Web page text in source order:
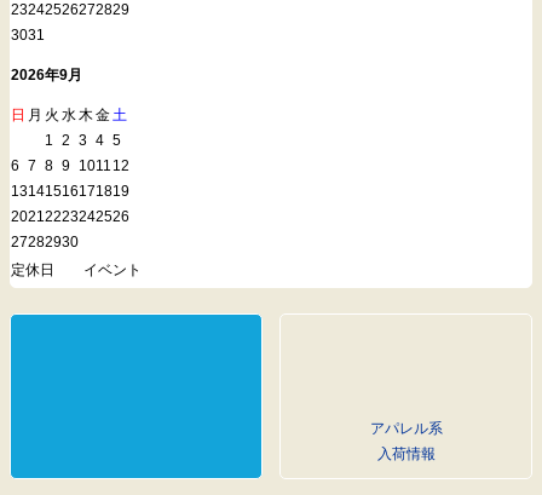
23242526272829
3031
2026年9月
日 月 火 水木金土
1 2 3 4 5
6 7 8 9 1011 12
13141516171819
20212223242526
27282930
定休日
イベント
アパレル系
入荷情報